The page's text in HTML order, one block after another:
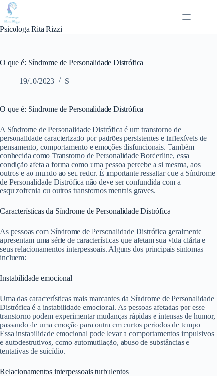
Pular
para
conteúdo
Psicologa Rita Rizzi
O que é: Síndrome de Personalidade Distrófica
19/10/2023 S
O que é: Síndrome de Personalidade Distrófica
A Síndrome de Personalidade Distrófica é um transtorno de
personalidade caracterizado por padrões persistentes e inflexíveis de
pensamento, comportamento e emoções disfuncionais. Também
conhecida como Transtorno de Personalidade Borderline, essa
condição afeta a forma como uma pessoa percebe a si mesma, aos
outros e ao mundo ao seu redor. É importante ressaltar que a Síndrome
de Personalidade Distrófica não deve ser confundida com a
esquizofrenia ou outros transtornos mentais graves.
Características da Síndrome de Personalidade Distrófica
As pessoas com Síndrome de Personalidade Distrófica geralmente
apresentam uma série de características que afetam sua vida diária e
seus relacionamentos interpessoais. Alguns dos principais sintomas
incluem:
Instabilidade emocional
Uma das características mais marcantes da Síndrome de Personalidade
Distrófica é a instabilidade emocional. As pessoas afetadas por esse
transtorno podem experimentar mudanças rápidas e intensas de humor,
passando de uma emoção para outra em curtos períodos de tempo.
Essa instabilidade emocional pode levar a comportamentos impulsivos
e autodestrutivos, como automutilação, abuso de substâncias e
tentativas de suicídio.
Relacionamentos interpessoais turbulentos